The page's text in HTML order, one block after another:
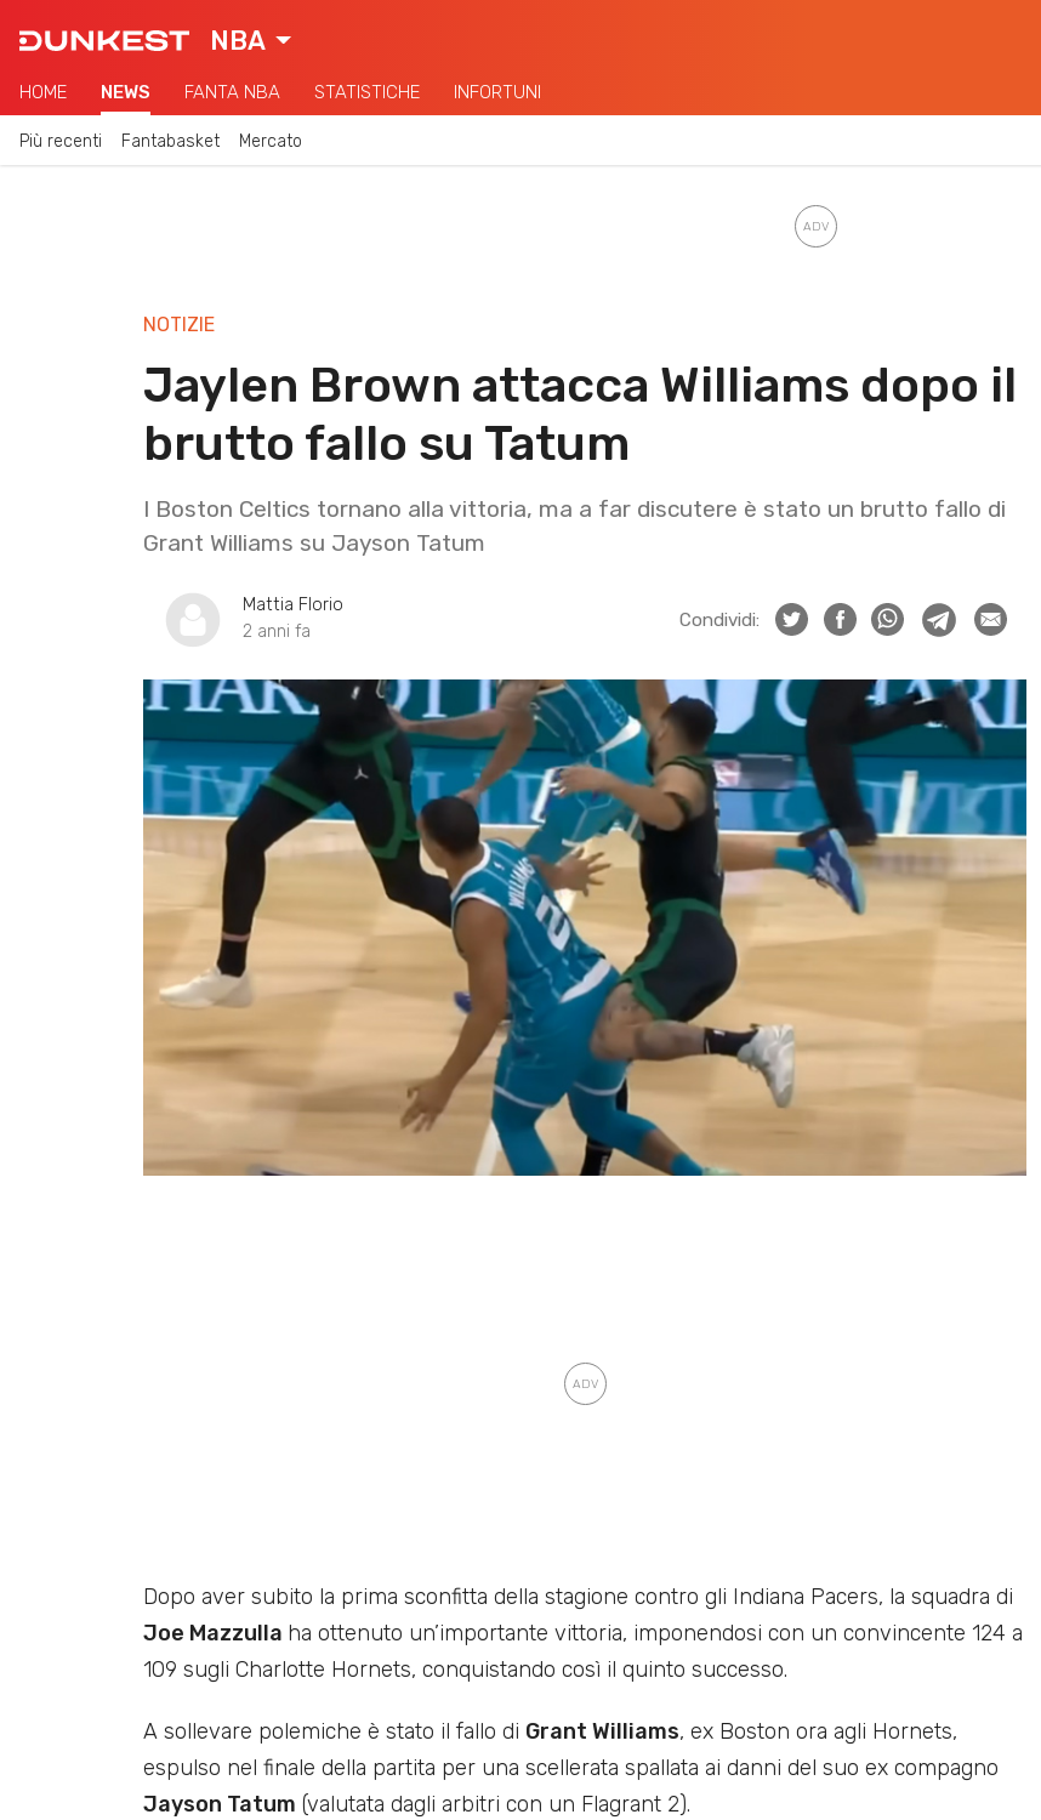
NBA
HOME NEWS FANTA NBA STATISTICHE INFORTUNI
Più recenti Fantabasket Mercato
NOTIZIE
Jaylen Brown attacca Williams dopo il
brutto fallo su Tatum
I Boston Celtics tornano alla vittoria, ma a far discutere è stato un brutto fallo di
Grant Williams su Jayson Tatum
Mattia Florio
2 anni fa
Condividi:
Dopo aver subito la prima sconfitta della stagione contro gli Indiana Pacers, la squadra di
Joe Mazzulla ha ottenuto un’importante vittoria, imponendosi con un convincente 124 a
109 sugli Charlotte Hornets, conquistando così il quinto successo.
A sollevare polemiche è stato il fallo di Grant Williams, ex Boston ora agli Hornets,
espulso nel finale della partita per una scellerata spallata ai danni del suo ex compagno
Jayson Tatum (valutata dagli arbitri con un Flagrant 2).